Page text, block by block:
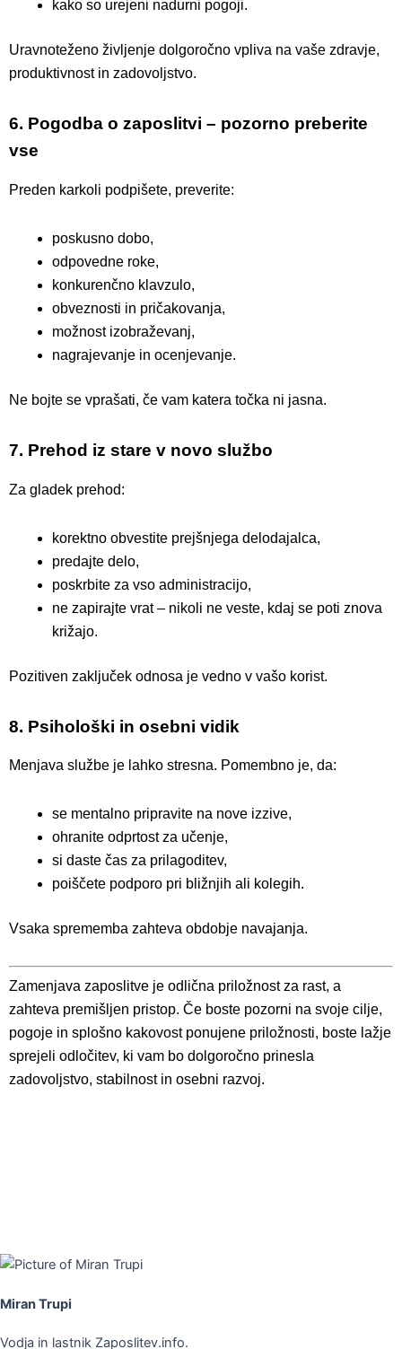
kako so urejeni nadurni pogoji.
Uravnoteženo življenje dolgoročno vpliva na vaše zdravje,
produktivnost in zadovoljstvo.
6. Pogodba o zaposlitvi – pozorno preberite
vse
Preden karkoli podpišete, preverite:
poskusno dobo,
odpovedne roke,
konkurenčno klavzulo,
obveznosti in pričakovanja,
možnost izobraževanj,
nagrajevanje in ocenjevanje.
Ne bojte se vprašati, če vam katera točka ni jasna.
7. Prehod iz stare v novo službo
Za gladek prehod:
korektno obvestite prejšnjega delodajalca,
predajte delo,
poskrbite za vso administracijo,
ne zapirajte vrat – nikoli ne veste, kdaj se poti znova
križajo.
Pozitiven zaključek odnosa je vedno v vašo korist.
8. Psihološki in osebni vidik
Menjava službe je lahko stresna. Pomembno je, da:
se mentalno pripravite na nove izzive,
ohranite odprtost za učenje,
si daste čas za prilagoditev,
poiščete podporo pri bližnjih ali kolegih.
Vsaka sprememba zahteva obdobje navajanja.
Zamenjava zaposlitve je odlična priložnost za rast, a
zahteva premišljen pristop. Če boste pozorni na svoje cilje,
pogoje in splošno kakovost ponujene priložnosti, boste lažje
sprejeli odločitev, ki vam bo dolgoročno prinesla
zadovoljstvo, stabilnost in osebni razvoj.
Miran Trupi
Vodja in lastnik Zaposlitev.info.